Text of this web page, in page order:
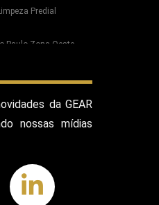
Predial
Paulo Zona Oeste
Vip
da GEAR
nossas mídias